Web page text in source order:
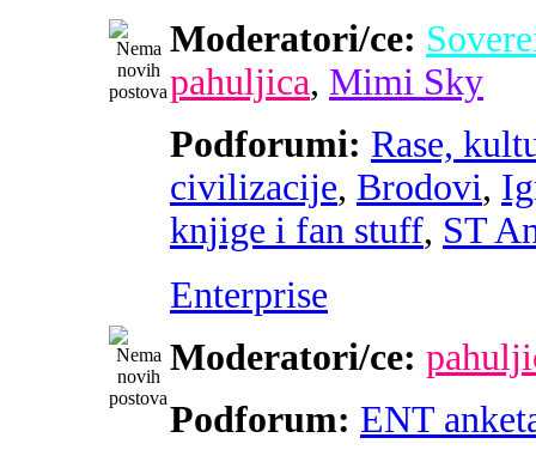
Moderatori/ce:
pahuljica, Mimi Sky
Podforumi: Rase,
civilizacije, Brodovi,
knjige i fan stuff, ST
Enterprise
Moderatori/ce:
Podforum: ENT